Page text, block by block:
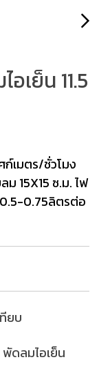
เย็น 11.5
เมตร/ชั่วโมง
ม 15X15 ซ.ม. ไฟ
0.5-0.75ลิตรต่อ
ยบ
พัดลมไอเย็น